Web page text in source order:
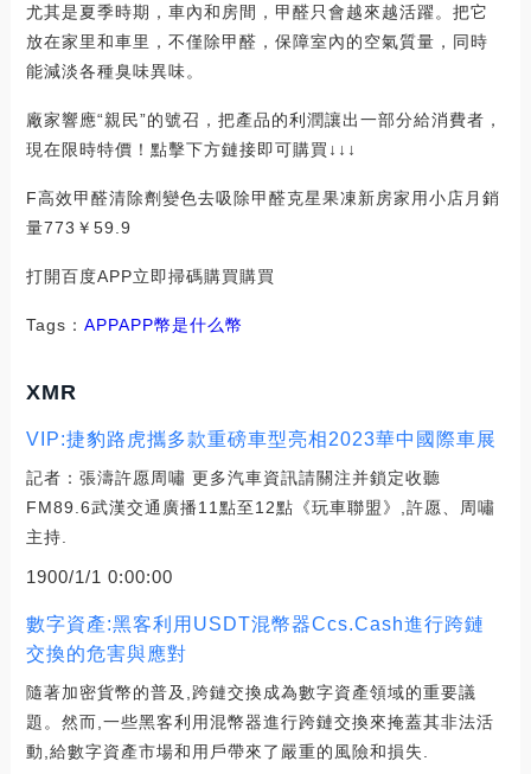
尤其是夏季時期，車內和房間，甲醛只會越來越活躍。把它
放在家里和車里，不僅除甲醛，保障室內的空氣質量，同時
能減淡各種臭味異味。
廠家響應“親民”的號召，把產品的利潤讓出一部分給消費者，
現在限時特價！點擊下方鏈接即可購買↓↓↓
F高效甲醛清除劑變色去吸除甲醛克星果凍新房家用小店月銷
量773￥59.9
打開百度APP立即掃碼購買購買
Tags： APPAPP幣是什么幣
XMR
VIP:捷豹路虎攜多款重磅車型亮相2023華中國際車展
記者：張濤許愿周嘯 更多汽車資訊請關注并鎖定收聽
FM89.6武漢交通廣播11點至12點《玩車聯盟》,許愿、周嘯
主持.
1900/1/1 0:00:00
數字資產:黑客利用USDT混幣器Ccs.Cash進行跨鏈
交換的危害與應對
隨著加密貨幣的普及,跨鏈交換成為數字資產領域的重要議
題。然而,一些黑客利用混幣器進行跨鏈交換來掩蓋其非法活
動,給數字資產市場和用戶帶來了嚴重的風險和損失.